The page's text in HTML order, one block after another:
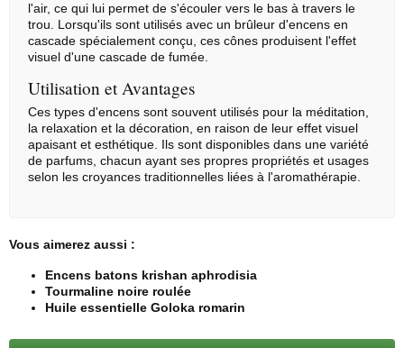
l'air, ce qui lui permet de s'écouler vers le bas à travers le
trou. Lorsqu'ils sont utilisés avec un brûleur d'encens en
cascade spécialement conçu, ces cônes produisent l'effet
visuel d'une cascade de fumée.
Utilisation et Avantages
Ces types d'encens sont souvent utilisés pour la méditation,
la relaxation et la décoration, en raison de leur effet visuel
apaisant et esthétique. Ils sont disponibles dans une variété
de parfums, chacun ayant ses propres propriétés et usages
selon les croyances traditionnelles liées à l'aromathérapie.
Vous aimerez aussi :
Encens batons krishan aphrodisia
Tourmaline noire roulée
Huile essentielle Goloka romarin